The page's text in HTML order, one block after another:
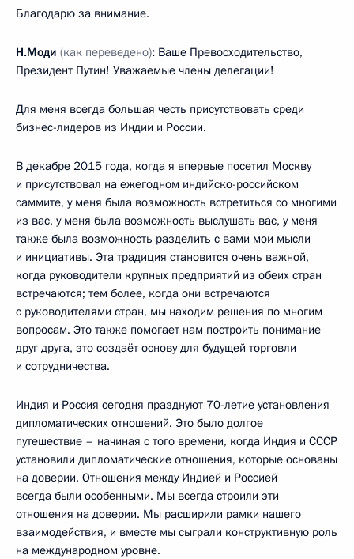
Благодарю за внимание.
Н.Моди (как переведено): Ваше Превосходительство,
Президент Путин! Уважаемые члены делегации!
Для меня всегда большая честь присутствовать среди
бизнес-лидеров из Индии и России.
В декабре 2015 года, когда я впервые посетил Москву
и присутствовал на ежегодном индийско-российском
саммите, у меня была возможность встретиться со многими
из вас, у меня была возможность выслушать вас, у меня
также была возможность разделить с вами мои мысли
и инициативы. Эта традиция становится очень важной,
когда руководители крупных предприятий из обеих стран
встречаются; тем более, когда они встречаются
с руководителями стран, мы находим решения по многим
вопросам. Это также помогает нам построить понимание
друг друга, это создаёт основу для будущей торговли
и сотрудничества.
Индия и Россия сегодня празднуют 70-летие установления
дипломатических отношений. Это было долгое
путешествие – начиная с того времени, когда Индия и СССР
установили дипломатические отношения, которые основаны
на доверии. Отношения между Индией и Россией
всегда были особенными. Мы всегда строили эти
отношения на доверии. Мы расширили рамки нашего
взаимодействия, и вместе мы сыграли конструктивную роль
на международном уровне.